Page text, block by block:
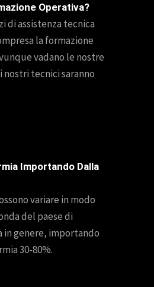
Operativa?
di assistenza tecnica
la formazione
vadano le nostre
tecnici saranno
Importando Dalla
variare in modo
del paese di
in genere, importando
30-80%.